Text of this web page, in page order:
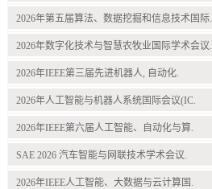
2026年第五届算法、数据挖掘和信息技术国际.
2026年数字化技术与智慧农牧业国际学术会议.
2026年IEEE第三届先进机器人, 自动化.
2026年人工智能与机器人系统国际会议(IC.
2026年IEEE第六届人工智能、自动化与算.
SAE 2026 汽车智能与网联技术学术会议.
2026年IEEE人工智能、大数据与云计算国.